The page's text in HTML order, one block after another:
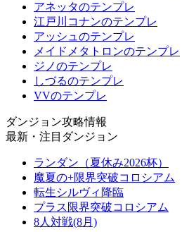
アネッタのテンプレ
江戸川コナンのテンプレ
アッシュのテンプレ
メイドメタトロンのテンプレ
ジノのテンプレ
しづるのテンプレ
VVのテンプレ
ダンジョン攻略情報
最新・注目ダンジョン
ランダン（夏休み2026杯）
魔夏の+限界突破コロシアム
転生シルヴィ降臨
プラス限界突破コロシアム
8人対戦(8月)